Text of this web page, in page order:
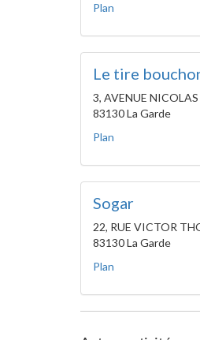
Plan
Le tire
3, AVENUE NICOLAS
83130 La Garde
Plan
Sogar
22, RUE VICTOR
83130 La Garde
Plan